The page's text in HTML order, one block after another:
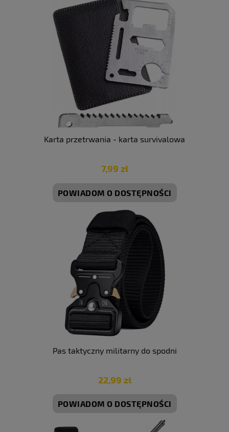
Karta przetrwania - karta survivalowa
7,99 zł
POWIADOM O DOSTĘPNOŚCI
Pas taktyczny militarny do spodni
22,99 zł
POWIADOM O DOSTĘPNOŚCI